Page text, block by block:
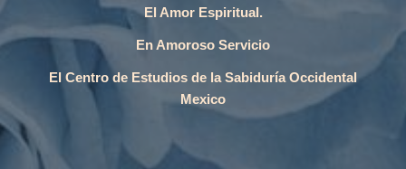
El Amor Espiritual.
En Amoroso Servicio
El Centro de Estudios de la Sabiduría Occidental
Mexico